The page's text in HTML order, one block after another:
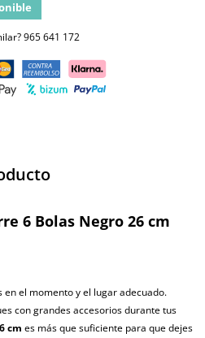
965 641 172
6 Bolas Negro 26 cm
en el momento y el lugar adecuado.
con grandes accesorios durante tus
cm es más que suficiente para que dejes